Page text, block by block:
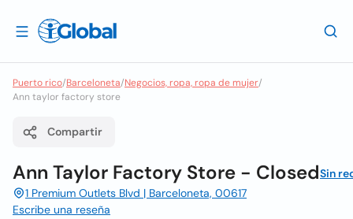
Puerto rico/Barceloneta/Negocios, ropa, ropa de mujer/
Ann taylor factory store
Compartir
Ann Taylor Factory Store - ClosedSin
1 Premium Outlets Blvd | Barceloneta, 00617
Escribe una reseña